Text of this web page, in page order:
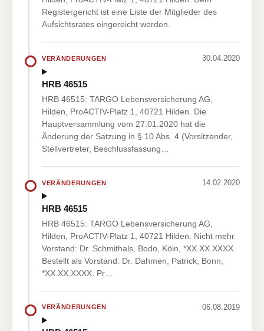
Registergericht ist eine Liste der Mitglieder des
Aufsichtsrates eingereicht worden.
VERÄNDERUNGEN 30.04.2020
HRB 46515
HRB 46515: TARGO Lebensversicherung AG,
Hilden, ProACTIV-Platz 1, 40721 Hilden. Die
Hauptversammlung vom 27.01.2020 hat die
Änderung der Satzung in § 10 Abs. 4 (Vorsitzender,
Stellvertreter, Beschlussfassung…
VERÄNDERUNGEN 14.02.2020
HRB 46515
HRB 46515: TARGO Lebensversicherung AG,
Hilden, ProACTIV-Platz 1, 40721 Hilden. Nicht mehr
Vorstand: Dr. Schmithals, Bodo, Köln, *XX.XX.XXXX.
Bestellt als Vorstand: Dr. Dahmen, Patrick, Bonn,
*XX.XX.XXXX. Pr…
VERÄNDERUNGEN 06.08.2019